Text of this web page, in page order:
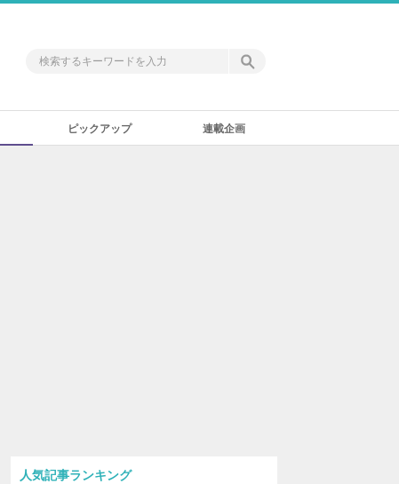
ピックアップ 連載企画
人気記事ランキング